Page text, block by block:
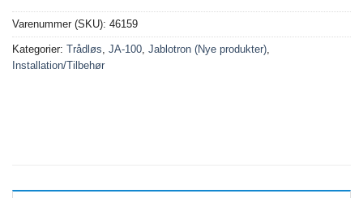
Varenummer (SKU): 46159
Kategorier: Trådløs JA-100 Jablotron (Nye produkter)
Installation/Tilbehør